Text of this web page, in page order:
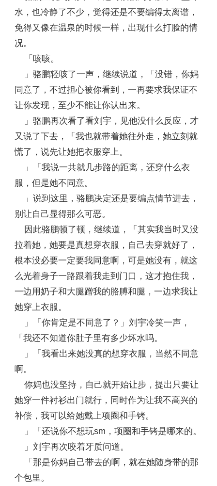
水，也冷静了不少，觉得还是不要编得太离谱，
免得又像在温泉的时候一样，出现什么打脸的情
况。
「咳咳。
」骆鹏轻咳了一声，继续说道，「没错，你妈
同意了，不过担心被你看到，一再要求我保证不
让你发现，至少不能让你认出来。
」骆鹏再次看了看刘宇，见他没什么反应，才
又说了下去，「我也就带着她往外走，她立刻就
慌了，说先让她把衣服穿上。
」「我说一共就几步路的距离，还穿什么衣
服，但是她不同意。
」说到这里，骆鹏决定还是要编点情节进去，
别让自己显得那么可恶。
因此骆鹏顿了顿，继续道，「其实我当时又没
拉着她，她要是真想穿衣服，自己去穿就好了，
根本没必要一定要我同意啊，可是她没有，就这
么光着身子一路跟着我走到门口，这才抱住我，
一边用奶子和大腿蹭我的胳膊和腿，一边求我让
她穿上衣服。
」「你肯定是不同意了？」刘宇冷笑一声，
「我还不知道你肚子里有多少坏水吗。
」「我看出来她没真的想穿衣服，当然不同意
啊。
你妈也没坚持，自己就开始让步，提出只要让
她穿一件衬衫出门就行，同时作为让我不高兴的
补偿，我可以给她戴上项圈和手铐。
」「还说你不想玩sm，项圈和手铐是哪来的。
」刘宇再次咬着牙质问道。
「那是你妈自己带去的啊，就在她随身带的那
个包里。